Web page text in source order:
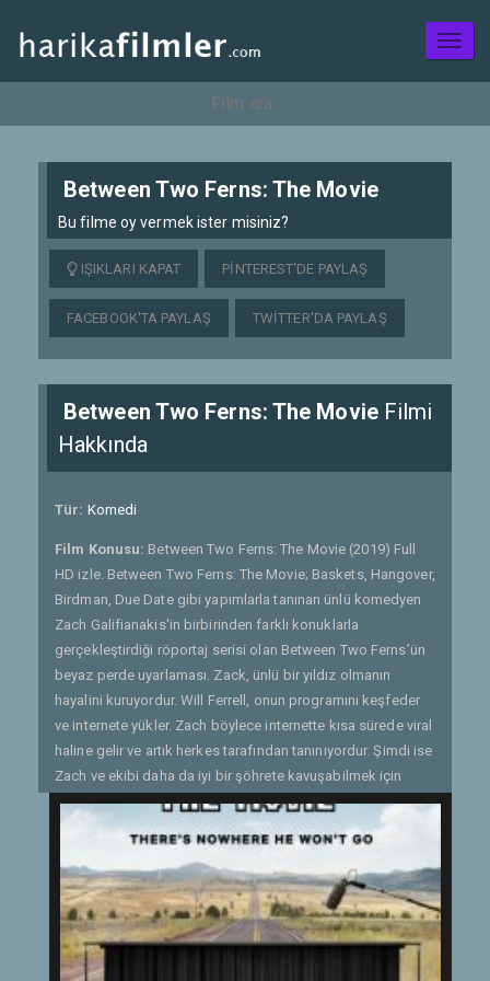
Between Two Ferns: The Movie
Bu filme oy vermek ister misiniz?
IŞIKLARI KAPAT PINTEREST'DE PAYLAŞ
FACEBOOK'TA PAYLAŞ TWITTER'DA PAYLAŞ
Between Two Ferns: The MovieFilmi
Hakkında
Tür: Komedi
Film Konusu: Between Two Ferns: The Movie (2019) Full
HD izle. Between Two Ferns: The Movie; Baskets, Hangover,
Birdman, Due Date gibi yapımlarla tanınan ünlü komedyen
Zach Galifianakis'in birbirinden farklı konuklarla
gerçekleştirdiği röportaj serisi olan Between Two Ferns’ün
beyaz perde uyarlaması. Zack, ünlü bir yıldız olmanın
hayalini kuruyordur. Will Ferrell, onun programını keşfeder
ve internete yükler. Zach böylece internette kısa sürede viral
haline gelir ve artık herkes tarafından tanınıyordur. Şimdi ise
Zach ve ekibi daha da iyi bir şöhrete kavuşabilmek için
birbirinden ünlü yıldızlarla röportaj yapacağı bir yolculuğa
çıkar... - Gönderen: Quaresmania